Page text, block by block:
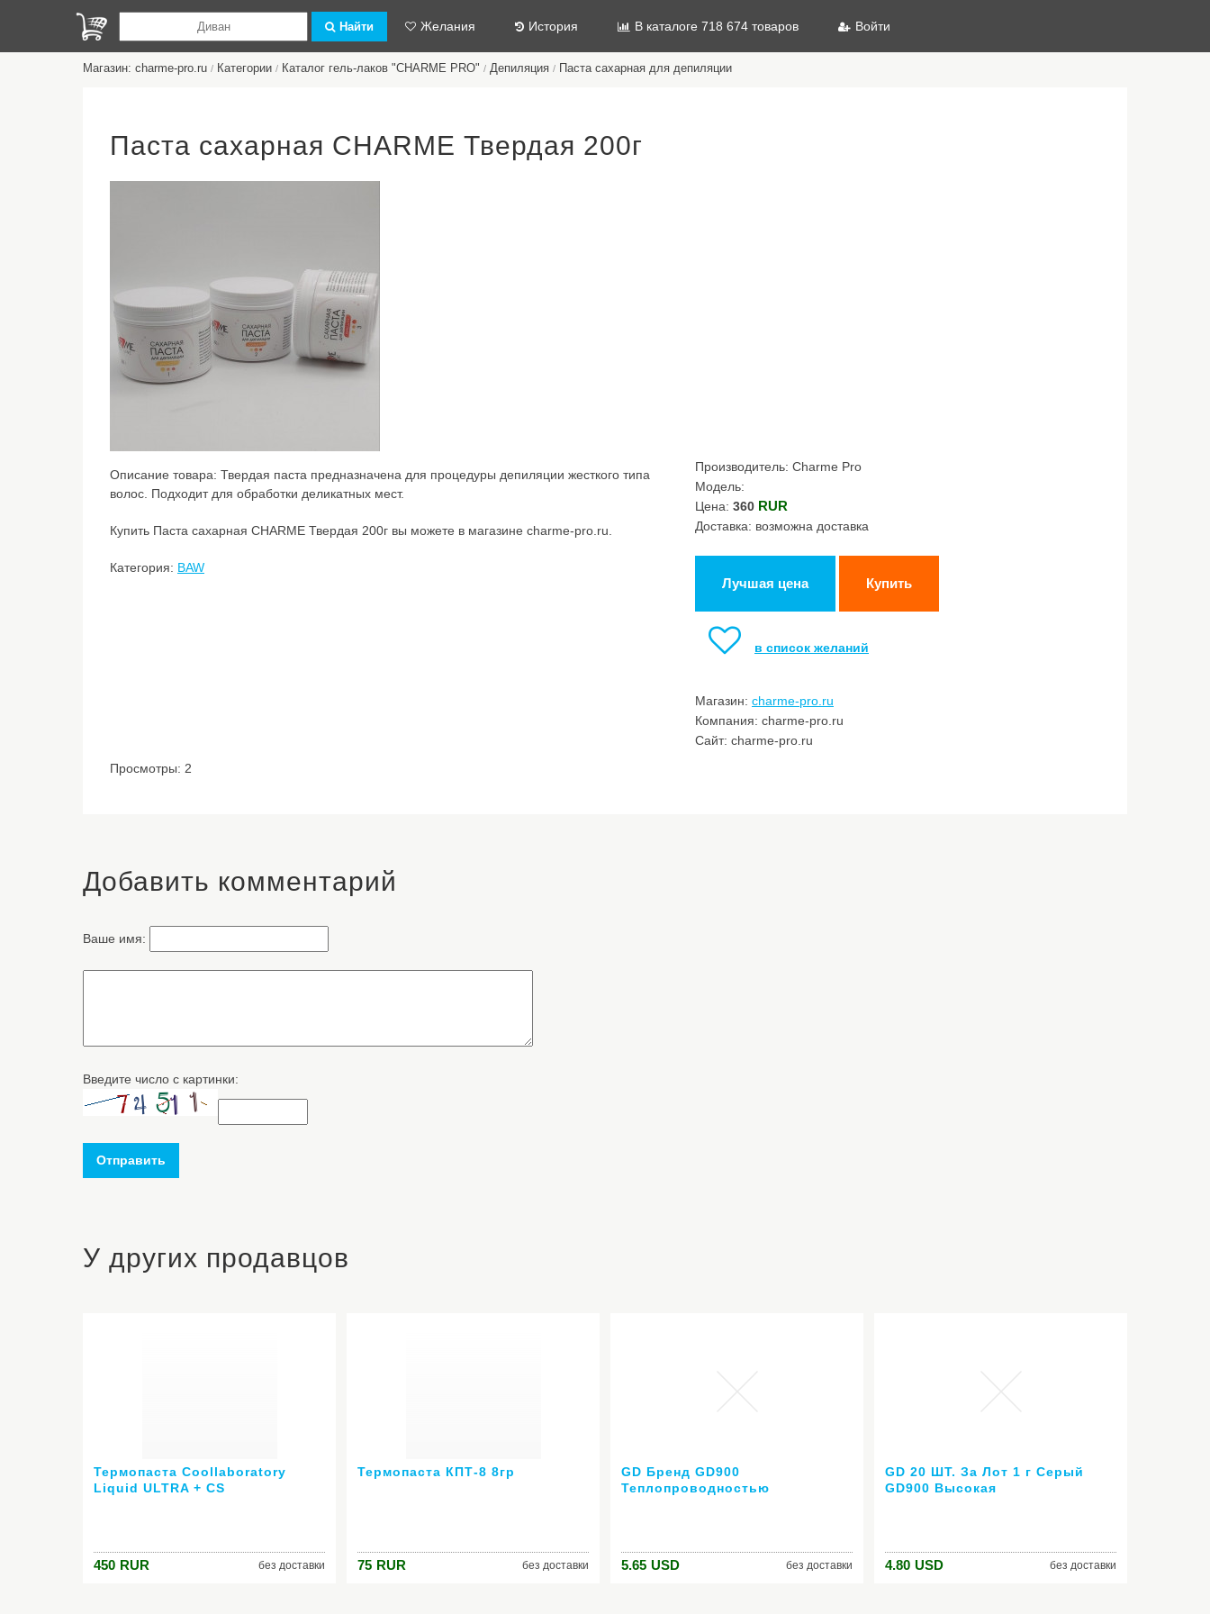
Найти Желания История В каталоге 718 674 товаров Войти
Магазин: charme-pro.ru / Категории / Каталог гель-лаков "CHARME PRO" / Депиляция / Паста сахарная для депиляции
Паста сахарная CHARME Твердая 200г
Описание товара: Твердая паста предназначена для процедуры депиляции жесткого типа
волос. Подходит для обработки деликатных мест.
Купить Паста сахарная CHARME Твердая 200г вы можете в магазине charme-pro.ru.
Категория: BAW
Производитель: Charme Pro
Модель:
Цена: 360 RUR
Доставка: возможна доставка
Лучшая цена Купить
в список желаний
Магазин: charme-pro.ru
Компания: charme-pro.ru
Сайт: charme-pro.ru
Просмотры: 2
Добавить комментарий
Ваше имя:
Введите число с картинки:
Отправить
У других продавцов
Термопаста Coollaboratory
Liquid ULTRA + CS
450 RUR без доставки
Термопаста КПТ-8 8гр
75 RUR без доставки
GD Бренд GD900
Теплопроводностью
Производительность Серый
ПРОЦЕССОРА CN30
5.65 USD без доставки
GD 20 ШТ. За Лот 1 г Серый
GD900 Высокая
Кулер Вентилятор SY1
4.80 USD без доставки